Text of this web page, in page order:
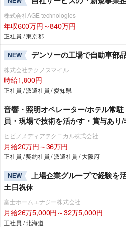
株式会社AGE technologies
年収600万円～840万円
正社員 / 東京都
NEW デンソーの工場で自動車部
株式会社テクノスマイル
時給1,800円
正社員 / 派遣社員 / 愛知県
音響・照明オペレーター/ホテル常
員・現場で技術を活かす・賞与あり
ヒビノメディアテクニカル株式会社
月給20万円～36万円
正社員 / 契約社員 / 派遣社員 / 大阪府
NEW
上場企業グループで経験を
土日祝休
富士ホームエナジー株式会社
月給26万5,000円～32万5,000円
正社員 / 北海道